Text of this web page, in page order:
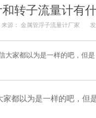
转子流量计有
来源： 金属管浮子流量计厂家
家都以为是一样的吧，但
都以为是一样的吧，但